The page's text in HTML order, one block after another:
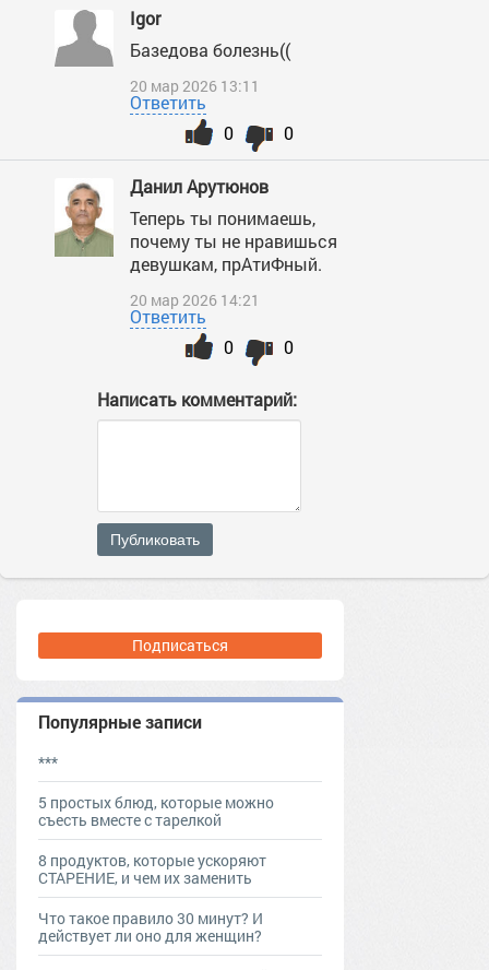
Igor
Базедова болезнь((
20 мар 2026 13:11
Ответить
0
0
Данил Арутюнов
Теперь ты понимаешь,
почему ты не нравишься
девушкам, прАтиФный.
20 мар 2026 14:21
Ответить
0
0
Написать комментарий:
Публиковать
Подписаться
Популярные записи
***
5 простых блюд, которые можно
съесть вместе с тарелкой
8 продуктов, которые ускоряют
СТАРЕНИЕ, и чем их заменить
Что такое правило 30 минут? И
действует ли оно для женщин?